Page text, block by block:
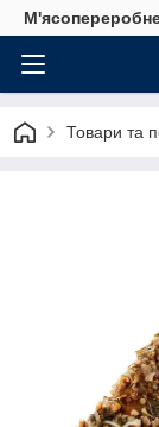
Товари та